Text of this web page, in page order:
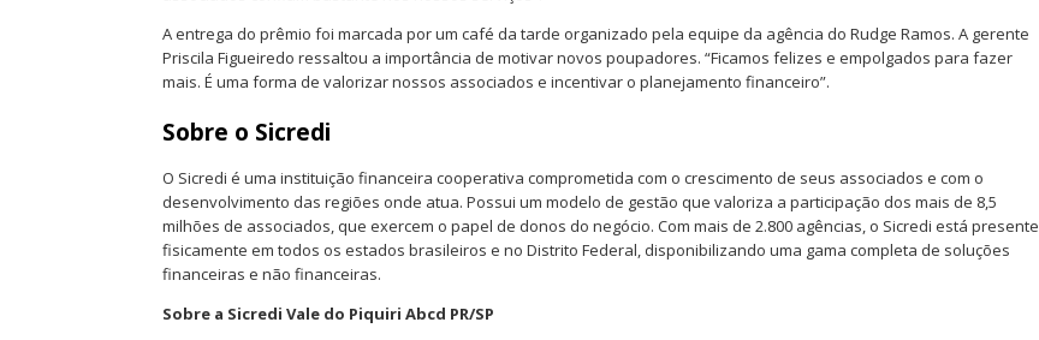
A entrega do prêmio foi marcada por um café da tarde organizado pela equipe da agência do Rudge Ramos. A gerente
Priscila Figueiredo ressaltou a importância de motivar novos poupadores. “Ficamos felizes e empolgados para fazer
mais. É uma forma de valorizar nossos associados e incentivar o planejamento financeiro”.
Sobre o Sicredi
O Sicredi é uma instituição financeira cooperativa comprometida com o crescimento de seus associados e com o
desenvolvimento das regiões onde atua. Possui um modelo de gestão que valoriza a participação dos mais de 8,5
milhões de associados, que exercem o papel de donos do negócio. Com mais de 2.800 agências, o Sicredi está presente
fisicamente em todos os estados brasileiros e no Distrito Federal, disponibilizando uma gama completa de soluções
financeiras e não financeiras.
Sobre a Sicredi Vale do Piquiri Abcd PR/SP